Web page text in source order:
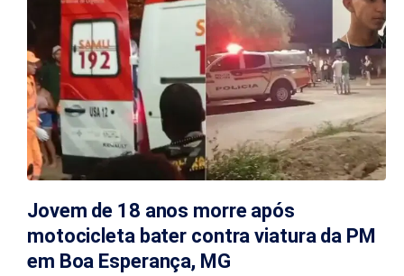
Jovem de 18 anos morre após
motocicleta bater contra viatura da PM
em Boa Esperança, MG